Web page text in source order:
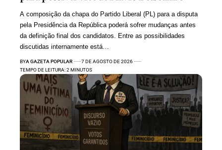
A composição da chapa do Partido Liberal (PL) para a disputa
pela Presidência da República poderá sofrer mudanças antes
da definição final dos candidatos. Entre as possibilidades
discutidas internamente está…
BYA GAZETA POPULAR
7 DE AGOSTO DE 2026
TEMPO DE LEITURA: 2 MINUTOS